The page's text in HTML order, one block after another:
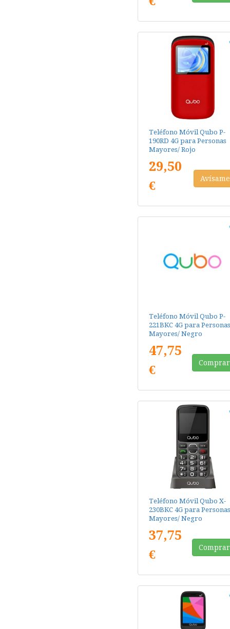
Teléfono Móvil Qubo P-
190RD 4G para Personas
Mayores/ Rojo
29,50
€
Avísame
Teléfono Móvil Qubo P-
221BKC 4G para Personas
Mayores/ Negro
47,75
€
Comprar
Teléfono Móvil Qubo X-
230BKC 4G para Personas
Mayores/ Negro
37,75
€
Comprar